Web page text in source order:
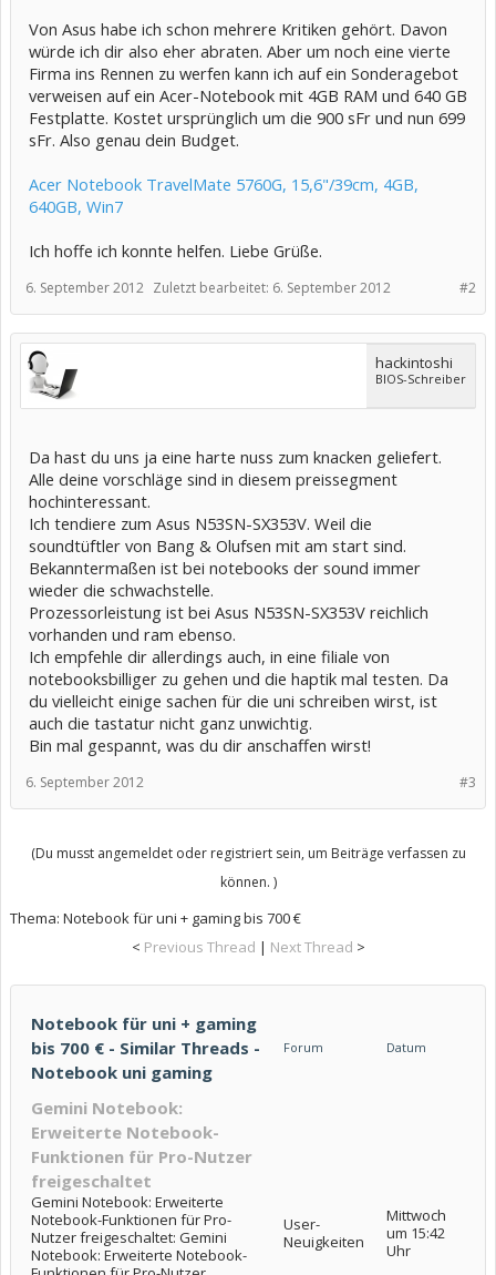
Von Asus habe ich schon mehrere Kritiken gehört. Davon
würde ich dir also eher abraten. Aber um noch eine vierte
Firma ins Rennen zu werfen kann ich auf ein Sonderagebot
verweisen auf ein Acer-Notebook mit 4GB RAM und 640 GB
Festplatte. Kostet ursprünglich um die 900 sFr und nun 699
sFr. Also genau dein Budget.
Acer Notebook TravelMate 5760G, 15,6"/39cm, 4GB,
640GB, Win7
Ich hoffe ich konnte helfen. Liebe Grüße.
#2
6. September 2012 Zuletzt bearbeitet: 6. September 2012
hackintoshi
BIOS-Schreiber
Da hast du uns ja eine harte nuss zum knacken geliefert.
Alle deine vorschläge sind in diesem preissegment
hochinteressant.
Ich tendiere zum Asus N53SN-SX353V. Weil die
soundtüftler von Bang & Olufsen mit am start sind.
Bekanntermaßen ist bei notebooks der sound immer
wieder die schwachstelle.
Prozessorleistung ist bei Asus N53SN-SX353V reichlich
vorhanden und ram ebenso.
Ich empfehle dir allerdings auch, in eine filiale von
notebooksbilliger zu gehen und die haptik mal testen. Da
du vielleicht einige sachen für die uni schreiben wirst, ist
auch die tastatur nicht ganz unwichtig.
Bin mal gespannt, was du dir anschaffen wirst!
#3
6. September 2012
(Du musst angemeldet oder registriert sein, um Beiträge verfassen zu
können. )
Thema: Notebook für uni + gaming bis 700 €
< Previous Thread | Next Thread >
Notebook für uni + gaming
bis 700 € - Similar Threads -
Notebook uni gaming
Forum Datum
Gemini Notebook:
Erweiterte Notebook-
Funktionen für Pro-Nutzer
freigeschaltet
Gemini Notebook: Erweiterte
Notebook-Funktionen für Pro-
Nutzer freigeschaltet: Gemini
Notebook: Erweiterte Notebook-
User-
Neuigkeiten
Mittwoch
um 15:42
Uhr